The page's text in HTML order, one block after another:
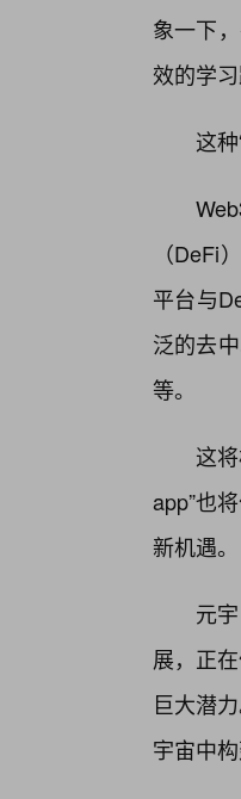
象一下
效的学
这
（DeFi
平台与
泛的去
等。
这
app”也
新机遇。
元
展，正
巨大潜
宇宙中